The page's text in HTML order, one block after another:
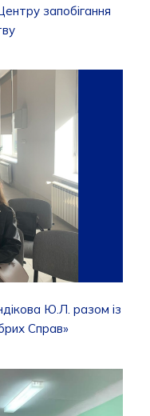
запобігання
Ю.Л. разом із
Справ»